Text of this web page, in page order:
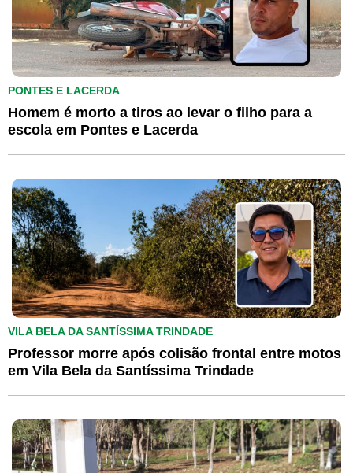
PONTES E LACERDA
Homem é morto a tiros ao levar o filho para a
escola em Pontes e Lacerda
VILA BELA DA SANTÍSSIMA TRINDADE
Professor morre após colisão frontal entre motos
em Vila Bela da Santíssima Trindade